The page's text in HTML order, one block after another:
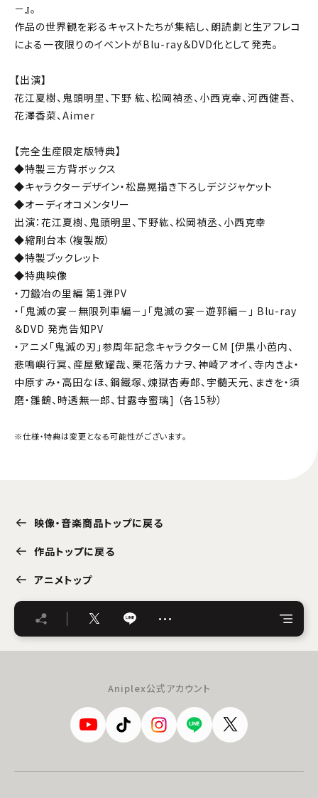
－』。
作品の世界観を彩るキャストたちが集結し、朗読劇と生アフレコ
による一夜限りのイベントがBlu-ray＆DVD化として発売。
【出演】
花江夏樹、鬼頭明里、下野 紘、松岡禎丞、小西克幸、河西健吾、
花澤香菜、Aimer
【完全生産限定版特典】
◆特製三方背ボックス
◆キャラクターデザイン・松島晃描き下ろしデジジャケット
◆オーディオコメンタリー
出演：花江夏樹、鬼頭明里、下野紘、松岡禎丞、小西克幸
◆縮刷台本（複製版）
◆特製ブックレット
◆特典映像
・刀鍛冶の里編 第1弾PV
・「鬼滅の宴－無限列車編－」「鬼滅の宴－遊郭編－」 Blu-ray
＆DVD 発売告知PV
・アニメ「鬼滅の刃」参周年記念キャラクターCM [伊黒小芭内、
悲鳴嶼行冥、産屋敷耀哉、栗花落カナヲ、神崎アオイ、寺内きよ・
中原すみ・高田なほ、鋼鐵塚、煉󠄁獄杏寿郎、宇髄天元、まきを・須
磨・雛鶴、時透無一郎、甘露寺蜜璃] （各15秒）
※仕様・特典は変更となる可能性がございます。
映像・音楽商品トップに戻る
作品トップに戻る
アニメトップ
…
Aniplex公式アカウント